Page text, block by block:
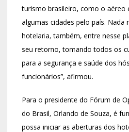
turismo brasileiro, como o aéreo
algumas cidades pelo país. Nada
hotelaria, também, entre nesse
seu retorno, tomando todos os
para a segurança e saúde dos
funcionários”, afirmou.
Para o presidente do Fórum de
do Brasil, Orlando de Souza, é
possa iniciar as aberturas dos